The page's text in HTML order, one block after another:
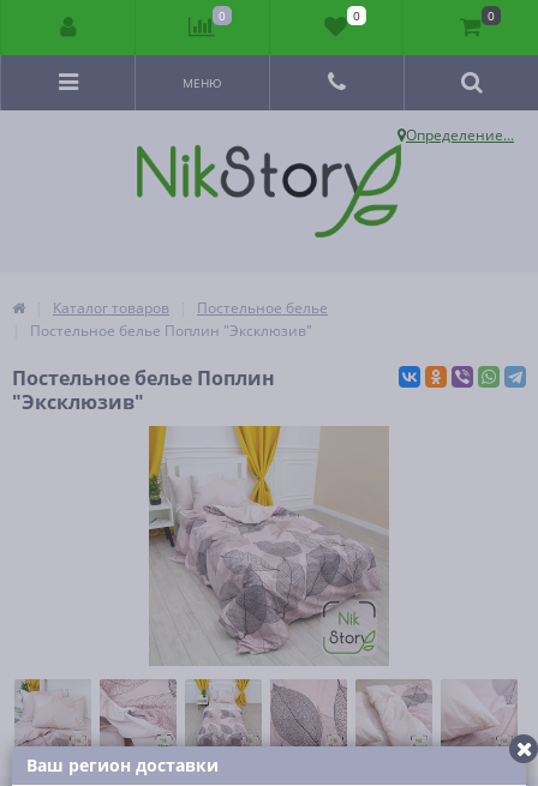
Определение...
МЕНЮ
Каталог товаров
Постельное белье
Постельное белье Поплин "Эксклюзив"
Постельное белье Поплин
"Эксклюзив"
Ваш регион доставки
0 0 0